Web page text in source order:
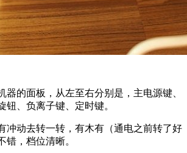
器的面板，从左至右分别是，主电源键、
钮、负离子键、定时键。
冲动去转一转，有木有（通电之前转了好
错，档位清晰。